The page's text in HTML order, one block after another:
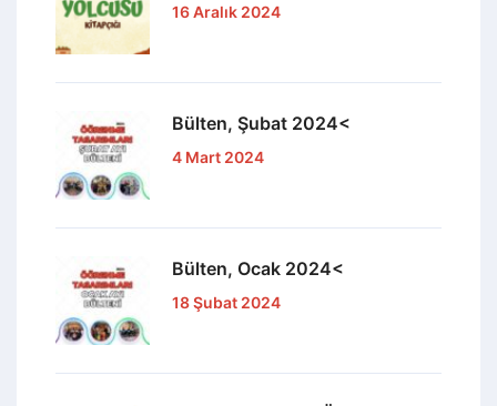
16 Aralık 2024
Bülten, Şubat 2024<
4 Mart 2024
Bülten, Ocak 2024<
18 Şubat 2024